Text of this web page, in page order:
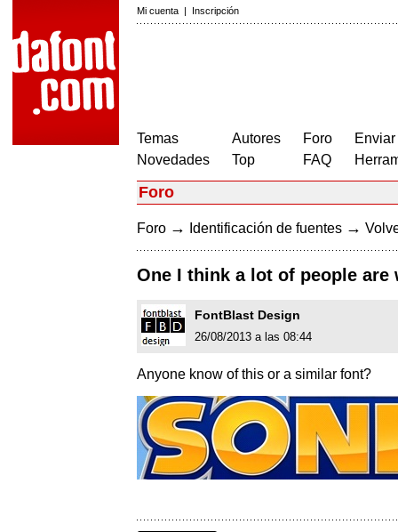
Mi cuenta | Inscripción
Temas
Novedades
Autores
Top
Foro
FAQ
Foro
Foro → Identificación de fuentes →
One I think a lot of people are
FontBlast Design
26/08/2013 a las 08:44
Anyone know of this or a similar font?